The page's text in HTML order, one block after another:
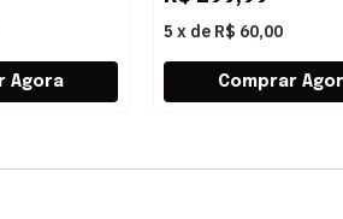
5 x de R$ 60,00